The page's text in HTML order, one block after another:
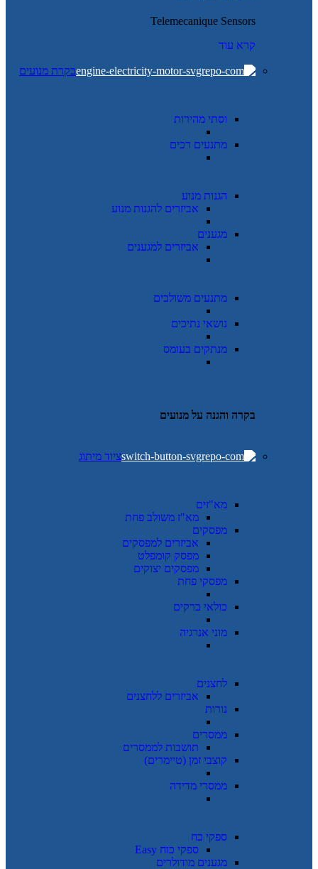
Telemecanique Sensors
קרא עוד
בקרת מנועים
וסתי מהירות
מתנעים רכים
הגנות מנוע
אביזרים להגנות מנוע
מגענים
אביזרים למגענים
מתנעים משולבים
נושאי נתיכים
מנתקים בעומס
בקרה והגנה על מנועים
ציוד מיתוג
מא"זים
מא"ז משולב פחת
מפסקים
אביזרים למפסקים
מפסק קומפלט
מפסקים יצוקים
מפסקי פחת
כולאי ברקים
מוני אנרגיה
לחצנים
אביזרים ללחצנים
נורות
ממסרים
תושבות לממסרים
קוצבי זמן (טיימרים)
ממסרי מדידה
ספקי כח
ספקי כוח Easy
מגענים מודולרים